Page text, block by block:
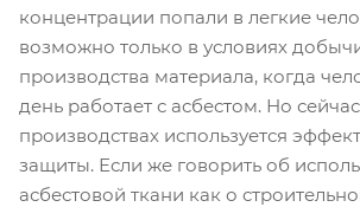
концентрации попали в легкие
возможно только в условиях
производства материала, когда
день работает с асбестом. Но
производствах используется
защиты. Если же говорить об
асбестовой ткани как о